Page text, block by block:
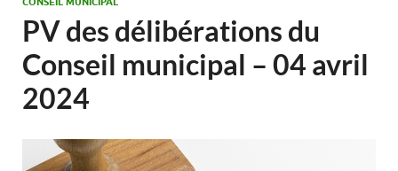
PV des délibérations du
Conseil municipal – 04 avril
2024